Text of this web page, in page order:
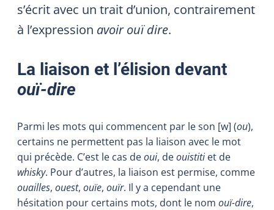
s’écrit avec un trait d’union, contrairement
à l’expression avoir ouï dire.
La liaison et l’élision devant
ouï-dire
Parmi les mots qui commencent par le son [w] (ou),
certains ne permettent pas la liaison avec le mot
qui précède. C’est le cas deoui, deouistiti et de
whisky. Pour d’autres, la liaison est permise, comme
ouailles, ouest, ouïe, ouïr. Il y a cependant une
hésitation pour certains mots, dont le nom ouï-dire,